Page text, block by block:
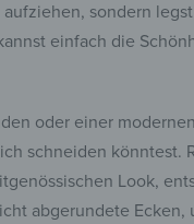
sondern
einfach die
oder einer
schneiden
Look,
abgerundete